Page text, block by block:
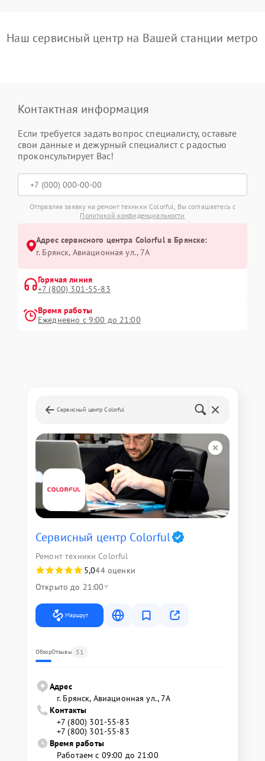
Наш сервисный центр на Вашей станции метро
Контактная информация
Если требуется задать вопрос специалисту, оставьте
свои данные и дежурный специалист с радостью
проконсультирует Вас!
Отправляя заявку на ремонт техники Colorful, Вы соглашаетесь с
Политикой конфиденциальности
Адрес сервисного центра Colorful в Брянске:
г. Брянск, Авиационная ул., 7А
Горячая линия
+7 (800) 301-55-83
Время работы
Ежедневно с 9:00 до 21:00
Сервисный центр Colorful
Сервисный центр Colorful
Ремонт техники Colorful
5,044 оценки
Открыто до 21:00
Маршрут
ОбзорОтзывы 51
Адрес
г. Брянск, Авиационная ул., 7А
Контакты
+7 (800) 301-55-83
+7 (800) 301-55-83
Время работы
Работаем с 09:00 до 21:00